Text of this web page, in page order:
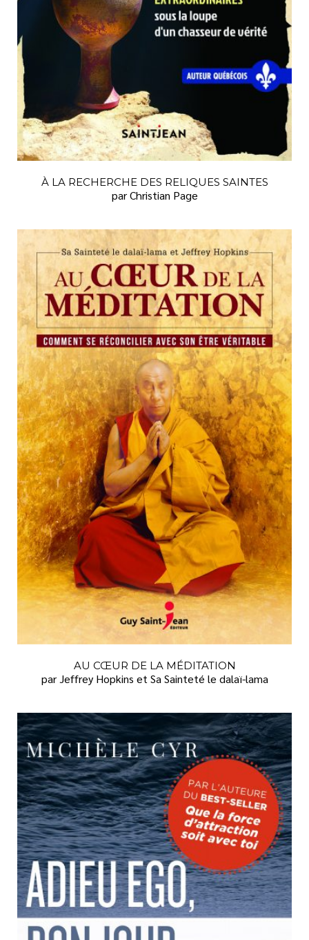
BIOGRAPHIES
CUISINE
CULTURE GÉNÉRALE
DÉVELOPPEMENT PERSONNEL
ÉSOTÉRISME
FAMILLE
FINANCES
GRANDS CARACTÈRES
HISTOIRE
LANGUE FRANÇAISE
LITTÉRATURE
LITTÉRATURE JEUNESSE
SANTÉ
SCIENCES HUMAINES ET SOCIALES
SEXUALITÉ
SPIRITUALITÉ
TÉMOIGNAGES
VIE PRATIQUE
À LA RECHERCHE DES RELIQUES SAINTES
par Christian Page
AU CŒUR DE LA MÉDITATION
par Jeffrey Hopkins et Sa Sainteté le dalaï-lama